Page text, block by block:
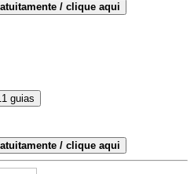
/ clique aqui
guias
/ clique aqui